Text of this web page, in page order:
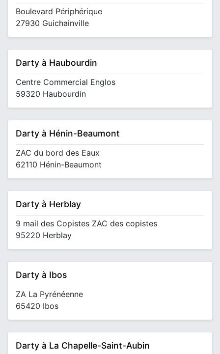
Boulevard Périphérique
27930 Guichainville
Darty à Haubourdin
Centre Commercial Englos
59320 Haubourdin
Darty à Hénin-Beaumont
ZAC du bord des Eaux
62110 Hénin-Beaumont
Darty à Herblay
9 mail des Copistes ZAC des copistes
95220 Herblay
Darty à Ibos
ZA La Pyrénéenne
65420 Ibos
Darty à La Chapelle-Saint-Aubin